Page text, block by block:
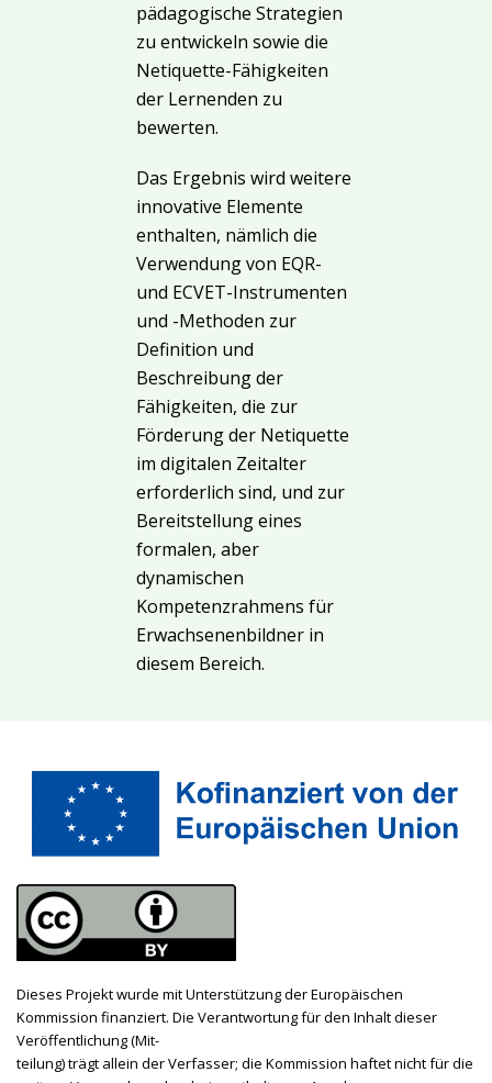
pädagogische Strategien
zu entwickeln sowie die
Netiquette-Fähigkeiten
der Lernenden zu
bewerten.
Das Ergebnis wird weitere
innovative Elemente
enthalten, nämlich die
Verwendung von EQR-
und ECVET-Instrumenten
und -Methoden zur
Definition und
Beschreibung der
Fähigkeiten, die zur
Förderung der Netiquette
im digitalen Zeitalter
erforderlich sind, und zur
Bereitstellung eines
formalen, aber
dynamischen
Kompetenzrahmens für
Erwachsenenbildner in
diesem Bereich.
Dieses Projekt wurde mit Unterstützung der Europäischen
Kommission finanziert. Die Verantwortung für den Inhalt dieser
Veröffentlichung (Mit-
teilung) trägt allein der Verfasser; die Kommission haftet nicht für die